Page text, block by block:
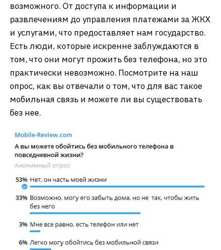
возможного. От доступа к информации и
развлечениям до управления платежами за ЖКХ
и услугами, что предоставляет нам государство.
Есть люди, которые искренне заблуждаются в
том, что они могут прожить без телефона, но это
практически невозможно. Посмотрите на наш
опрос, как вы отвечали о том, что для вас такое
мобильная связь и можете ли вы существовать
без нее.